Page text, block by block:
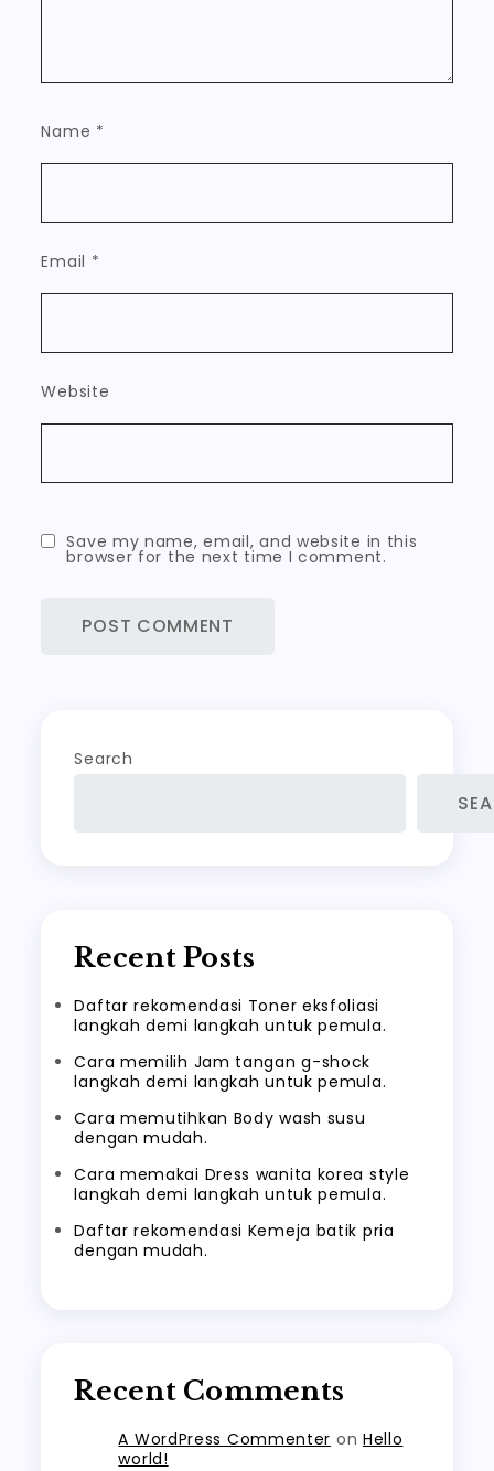
Name *
Email *
Website
Save my name, email, and website in this
browser for the next time I comment.
Search
Recent Posts
Daftar rekomendasi Toner eksfoliasi
langkah demi langkah untuk pemula.
Cara memilih Jam tangan g-shock
langkah demi langkah untuk pemula.
Cara memutihkan Body wash susu
dengan mudah.
Cara memakai Dress wanita korea style
langkah demi langkah untuk pemula.
Daftar rekomendasi Kemeja batik pria
dengan mudah.
Recent Comments
A WordPress Commenter on Hello
world!